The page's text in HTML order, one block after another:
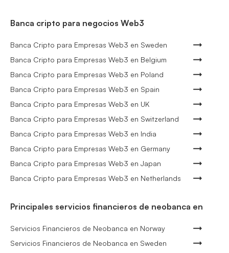
Banca cripto para negocios Web3
Banca Cripto para Empresas Web3 en Sweden
Banca Cripto para Empresas Web3 en Belgium
Banca Cripto para Empresas Web3 en Poland
Banca Cripto para Empresas Web3 en Spain
Banca Cripto para Empresas Web3 en UK
Banca Cripto para Empresas Web3 en Switzerland
Banca Cripto para Empresas Web3 en India
Banca Cripto para Empresas Web3 en Germany
Banca Cripto para Empresas Web3 en Japan
Banca Cripto para Empresas Web3 en Netherlands
Principales servicios financieros de neobanca en
Servicios Financieros de Neobanca en Norway
Servicios Financieros de Neobanca en Sweden